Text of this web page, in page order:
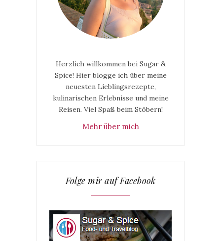
Herzlich willkommen bei Sugar &
Spice! Hier blogge ich über meine
neuesten Lieblingsrezepte,
kulinarischen Erlebnisse und meine
Reisen. Viel Spaß beim Stöbern!
Mehr über mich
Folge mir auf Facebook